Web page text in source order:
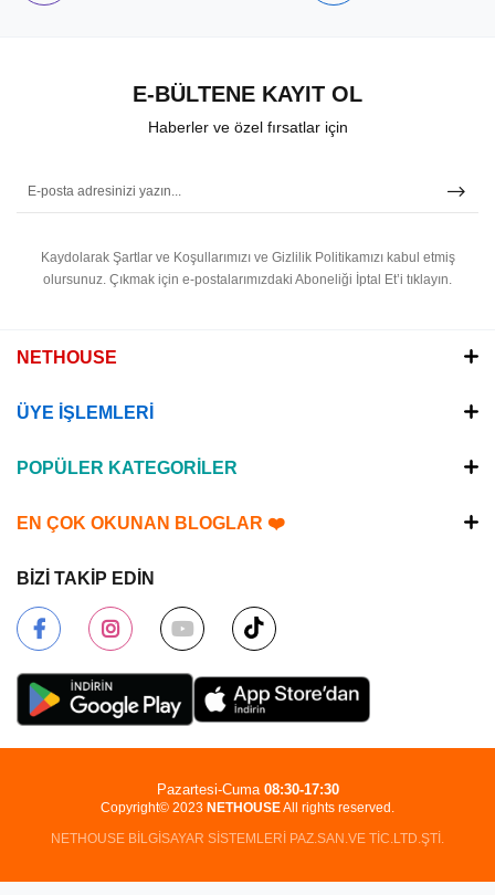
E-BÜLTENE KAYIT OL
Haberler ve özel fırsatlar için
Kaydolarak Şartlar ve Koşullarımızı ve Gizlilik Politikamızı kabul etmiş
olursunuz. Çıkmak için e-postalarımızdaki Aboneliği İptal Et’i tıklayın.
NETHOUSE
ÜYE İŞLEMLERİ
POPÜLER KATEGORİLER
EN ÇOK OKUNAN BLOGLAR ❤️
BİZİ TAKİP EDİN
Copyright© 2023 NETHOUSEAll rights reserved.
NETHOUSE BİLGİSAYAR SİSTEMLERİ PAZ.SAN.VE TİC.LTD.ŞTİ.
Pazartesi-Cuma 08:30-17:30